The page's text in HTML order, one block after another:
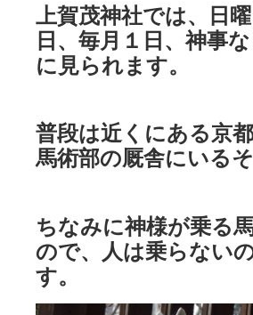
上賀茂神社では、日
日、毎月１日、神事
に見られます。
普段は近くにある京
馬術部の厩舎にいるそ
ちなみに神様が乗る
ので、人は乗らない
す。